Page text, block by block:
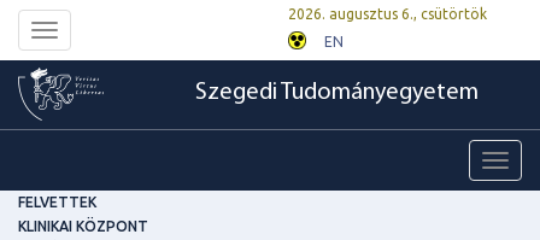
Toggle
navigation
2026. augusztus 6., csütörtök
EN
Szegedi Tudományegyetem
FELVETTEK
KLINIKAI KÖZPONT